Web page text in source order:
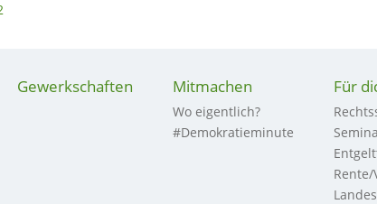
Gewerkschaften Mitmachen
Wo eigentlich?
#Demokratieminute
Für
Rente/